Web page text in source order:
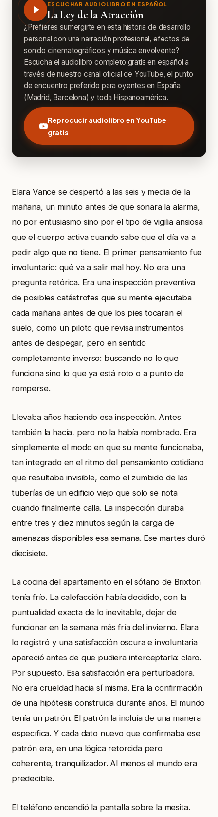
ESCUCHAR AUDIOLIBRO EN ESPAÑOL
La Ley de la Atracción
¿Prefieres sumergirte en esta historia de desarrollo
personal con una narración profesional, efectos de
sonido cinematográficos y música envolvente?
Escucha el audiolibro completo gratis en español a
través de nuestro canal oficial de YouTube, el punto
de encuentro preferido para oyentes en España
(Madrid, Barcelona) y toda Hispanoamérica.
Reproducir audiolibro en YouTube
gratis
Elara Vance se despertó a las seis y media de la
mañana, un minuto antes de que sonara la alarma,
no por entusiasmo sino por el tipo de vigilia ansiosa
que el cuerpo activa cuando sabe que el día va a
pedir algo que no tiene. El primer pensamiento fue
involuntario: qué va a salir mal hoy. No era una
pregunta retórica. Era una inspección preventiva
de posibles catástrofes que su mente ejecutaba
cada mañana antes de que los pies tocaran el
suelo, como un piloto que revisa instrumentos
antes de despegar, pero en sentido
completamente inverso: buscando no lo que
funciona sino lo que ya está roto o a punto de
romperse.
Llevaba años haciendo esa inspección. Antes
también la hacía, pero no la había nombrado. Era
simplemente el modo en que su mente funcionaba,
tan integrado en el ritmo del pensamiento cotidiano
que resultaba invisible, como el zumbido de las
tuberías de un edificio viejo que solo se nota
cuando finalmente calla. La inspección duraba
entre tres y diez minutos según la carga de
amenazas disponibles esa semana. Ese martes duró
diecisiete.
La cocina del apartamento en el sótano de Brixton
tenía frío. La calefacción había decidido, con la
puntualidad exacta de lo inevitable, dejar de
funcionar en la semana más fría del invierno. Elara
lo registró y una satisfacción oscura e involuntaria
apareció antes de que pudiera interceptarla: claro.
Por supuesto. Esa satisfacción era perturbadora.
No era crueldad hacia sí misma. Era la confirmación
de una hipótesis construida durante años. El mundo
tenía un patrón. El patrón la incluía de una manera
específica. Y cada dato nuevo que confirmaba ese
patrón era, en una lógica retorcida pero
coherente, tranquilizador. Al menos el mundo era
predecible.
El teléfono encendió la pantalla sobre la mesita.